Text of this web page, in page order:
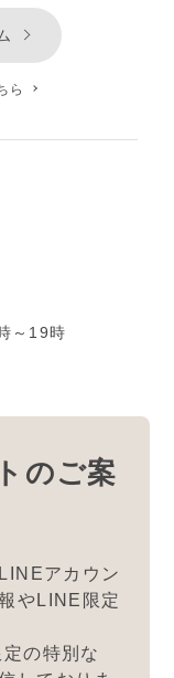
ら
～19時
のご案
アカウン
やLINE限定
の特別な